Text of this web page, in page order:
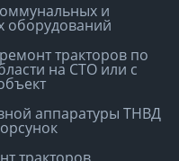
и
оборудований
тракторов по
на СТО или с
аппаратуры ТНВД